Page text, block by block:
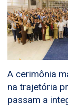
A cerimônia
na trajetória
passam a